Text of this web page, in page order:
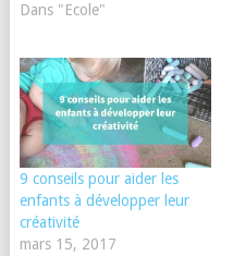
Dans "Ecole"
9 conseils pour aider les
enfants à développer leur
créativité
mars 15, 2017